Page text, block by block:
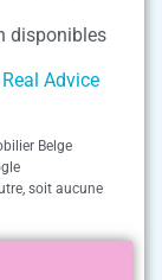
disponibles
Advice
Belge
soit aucune